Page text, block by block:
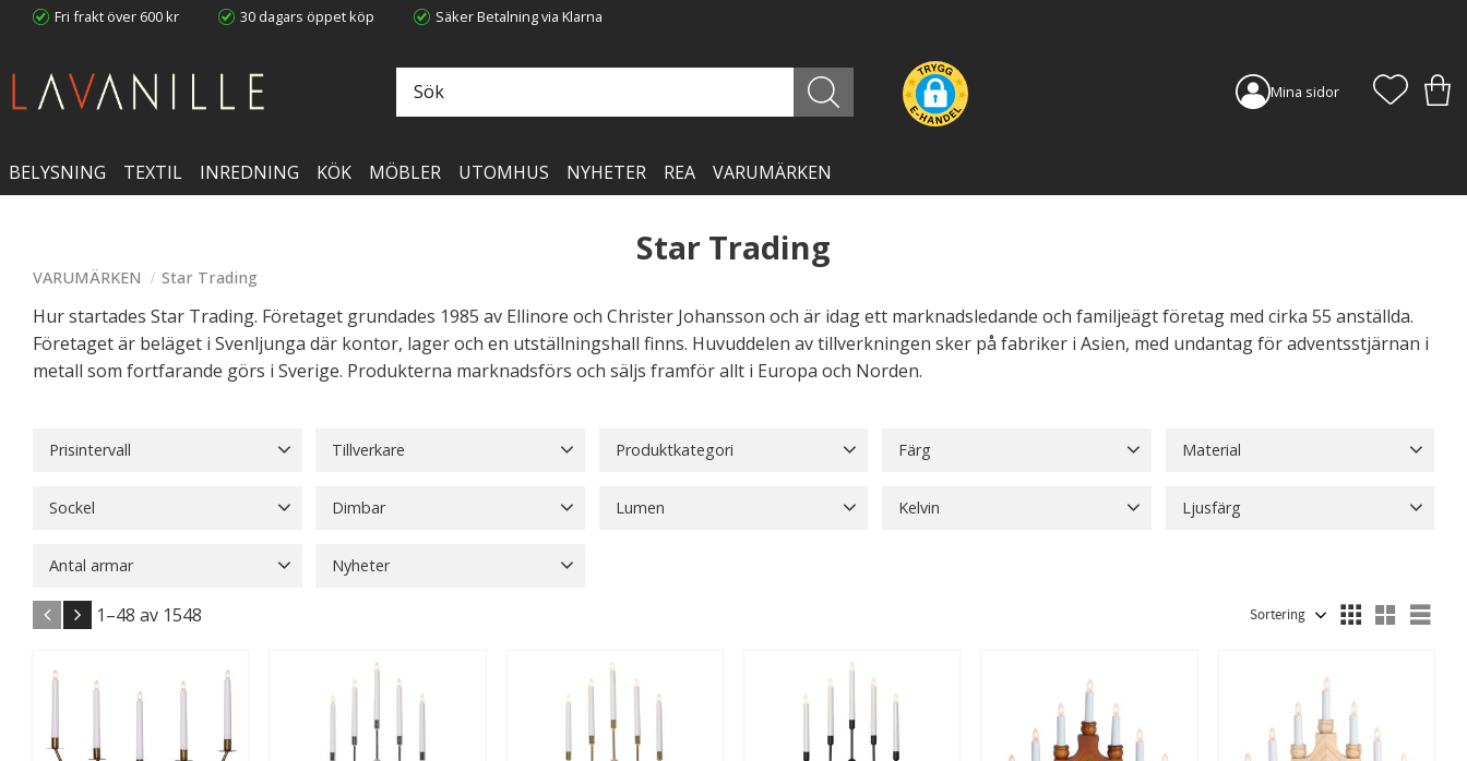
Fri frakt över 600 kr 30 dagars öppet köp Säker Betalning via Klarna
Mina sidor
BELYSNING TEXTIL INREDNING KÖK MÖBLER UTOMHUS NYHETER REA VARUMÄRKEN
Star Trading
VARUMÄRKEN Star Trading
Hur startades Star Trading. Företaget grundades 1985 av Ellinore och Christer Johansson och är idag ett marknadsledande och familjeägt företag med cirka 55 anställda.
Företaget är beläget i Svenljunga där kontor, lager och en utställningshall finns. Huvuddelen av tillverkningen sker på fabriker i Asien, med undantag för adventsstjärnan i
metall som fortfarande görs i Sverige. Produkterna marknadsförs och säljs framför allt i Europa och Norden.
Prisintervall Tillverkare Produktkategori
Adventsstjärnor
Färg
Frostad
Material
Keramik
Sockel
E27 126
Visa fler
Dimbar Lumen Kelvin Ljusfärg
Antal armar
5 5
Nyheter
1–48 av 1548 Välj sortering